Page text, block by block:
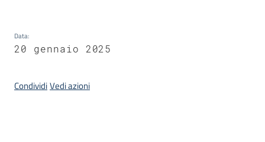
Data:
20 gennaio 2025
CondividiVedi azioni